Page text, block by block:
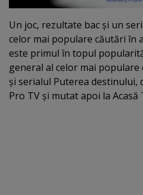
Un joc, rezultate bac şi un
celor mai populare căutări în
este primul în topul
general al celor mai
şi serialul Puterea destinului,
Pro TV şi mutat apoi la Acasă